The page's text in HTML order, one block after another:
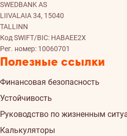
SWEDBANK AS
LIIVALAIA 34, 15040
TALLINN
Код SWIFT/BIC: HABAEE2X
Рег. номер: 10060701
Полезные ссылки
Финансовая безопасность
Устойчивость
Руководство по жизненным
Калькуляторы